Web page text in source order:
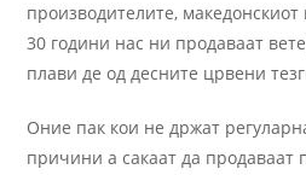
производителите,
30 години нас ни продаваат
плави де од десните црвени
Оние пак кои не држат
причини а сакаат да продаваат